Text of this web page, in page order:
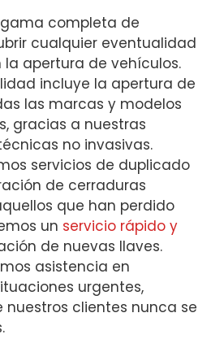
completa de
cualquier eventualidad
apertura de vehículos.
incluye la apertura de
las marcas y modelos
gracias a nuestras
no invasivas.
servicios de duplicado
de cerraduras
que han perdido
un servicio rápido y
de nuevas llaves.
asistencia en
urgentes,
nuestros clientes nunca se